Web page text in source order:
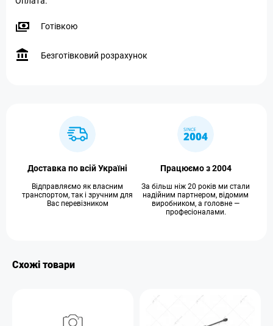
Готівкою
Безготівковий розрахунок
Доставка по всій Україні
Відправляємо як власним
транспортом, так і зручним для
Вас перевізником
Працюємо з 2004
За більш ніж 20 років ми стали
надійним партнером, відомим
виробником, а головне —
професіоналами.
Схожі товари